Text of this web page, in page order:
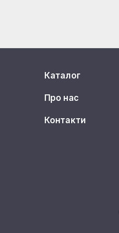
Каталог
Про нас
Контакти